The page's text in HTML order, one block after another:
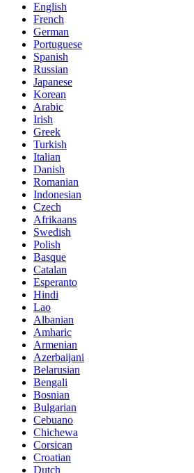
English
French
German
Portuguese
Spanish
Russian
Japanese
Korean
Arabic
Irish
Greek
Turkish
Italian
Danish
Romanian
Indonesian
Czech
Afrikaans
Swedish
Polish
Basque
Catalan
Esperanto
Hindi
Lao
Albanian
Amharic
Armenian
Azerbaijani
Belarusian
Bengali
Bosnian
Bulgarian
Cebuano
Chichewa
Corsican
Croatian
Dutch